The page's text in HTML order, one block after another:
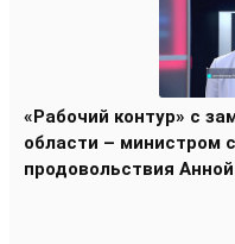
«Рабочий контур» с
области – министром
продовольствия